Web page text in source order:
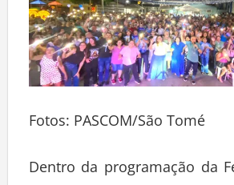
Fotos: PASCOM/São Tomé
Dentro da programação da